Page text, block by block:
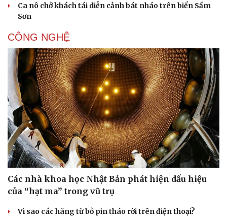
Văn hóa
Sân khấu - Điện ảnh
Văn học
Âm nhạc
Di sản
Giải trí
Nghệ sĩ
Thời trang
Sao Việt
Ca nô chở khách tái diễn cảnh bát nháo trên biển Sầm
Sơn
CÔNG NGHỆ
Các nhà khoa học Nhật Bản phát hiện dấu hiệu
của “hạt ma” trong vũ trụ
Vì sao các hãng từ bỏ pin tháo rời trên điện thoại?